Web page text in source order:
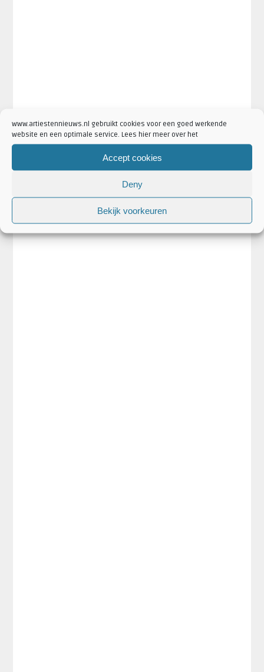
www.artiestennieuws.nl gebruikt cookies voor een goed werkende
website en een optimale service. Lees hier meer over het
Accept cookies
Deny
Bekijk voorkeuren